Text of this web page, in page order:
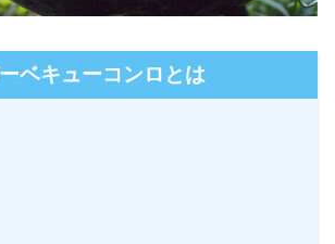
ベキューコンロとは